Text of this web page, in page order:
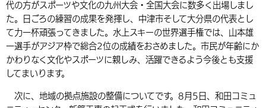
代の方がスポーツや文化の九州大会・全国大会に数多く出場しまし
た。日ごろの練習の成果を発揮し、中津市そして大分県の代表とし
て力一杯頑張ってきました。水上スキーの世界選手権では、山本雄
一選手がアジア枠で総合2位の成績をおさめました。市民が年齢にか
かわりなく文化やスポーツに親しみ、活躍できるよう今後とも支援
してまいります。
次に、地域の拠点施設の整備についてです。8月5日、和田コミュ